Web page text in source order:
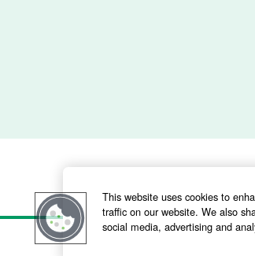
This website uses cookies to
traffic on our website. We also
social media, advertising and